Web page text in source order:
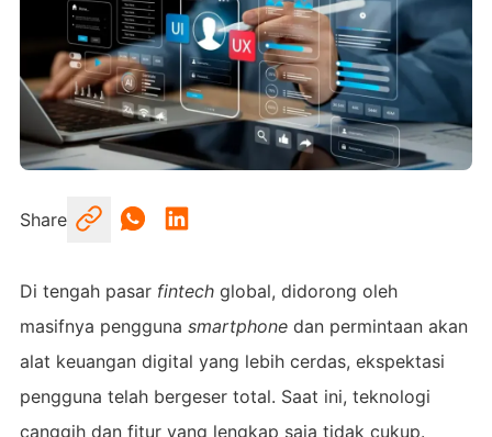
Share
Di tengah pasar fintechglobal, didorong oleh
masifnya pengguna smartphonedan permintaan akan
alat keuangan digital yang lebih cerdas, ekspektasi
pengguna telah bergeser total. Saat ini, teknologi
canggih dan fitur yang lengkap saja tidak cukup.